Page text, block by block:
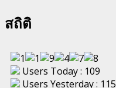
สถิติ
Users Today : 109
Users Yesterday : 115